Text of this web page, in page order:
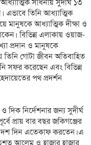
তিনি আধ্যাত্মিক
মানুষকে আধ্যাত্মিক দীক্ষা ও
বিভিন্ন এলাকায় ওয়াজ-
প্রদান ও মানুষকে
গোটা জীবন অতিবাহিত
সফর করেছেন এবং বিভিন্ন
পথ প্রদর্শন
দিক নির্দেশনার জন্য সুদীর্ঘ
প্রায় বার বছর জকিগঞ্জের
দশ দিন এতেকাফ করতেন।এ
আলেম ও হাজার হাজার